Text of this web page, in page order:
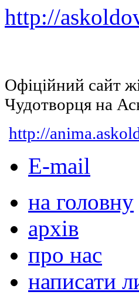
http://
Офіційний сайт
Чудотворця на
http://
E-mail
на головну
архів
про нас
написати